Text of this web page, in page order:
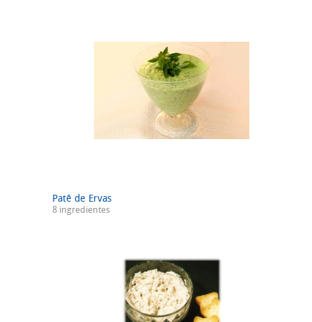
Patê de Ervas
8 ingredientes